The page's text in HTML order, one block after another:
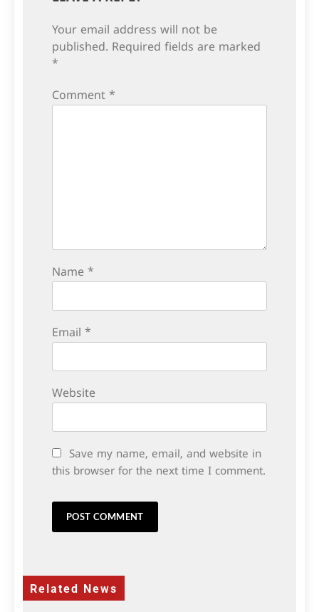
Your email address will not be
published. Required fields are marked
*
Comment *
Name *
Email *
Website
Save my name, email, and website in
this browser for the next time I comment.
Related News